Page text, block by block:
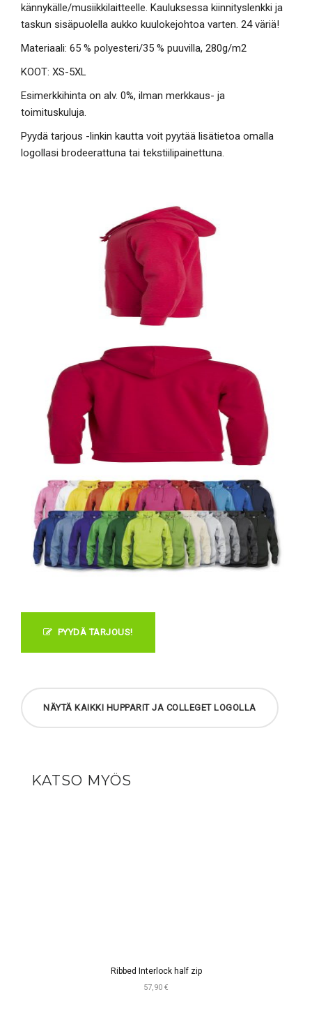
kännykälle/musiikkilaitteelle. Kauluksessa kiinnityslenkki ja
taskun sisäpuolella aukko kuulokejohtoa varten. 24 väriä!
Materiaali: 65 % polyesteri/35 % puuvilla, 280g/m2
KOOT: XS-5XL
Esimerkkihinta on alv. 0%, ilman merkkaus- ja
toimituskuluja.
Pyydä tarjous -linkin kautta voit pyytää lisätietoa omalla
logollasi brodeerattuna tai tekstiilipainettuna.
PYYDÄ TARJOUS!
NÄYTÄ KAIKKI HUPPARIT JA COLLEGET LOGOLLA
KATSO MYÖS
Ribbed Interlock half zip
57,90 €